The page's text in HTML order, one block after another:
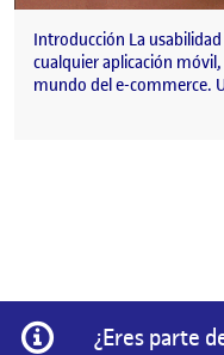
Introducción La
cualquier aplicación
mundo del e-commerce.
Información
¿Eres parte